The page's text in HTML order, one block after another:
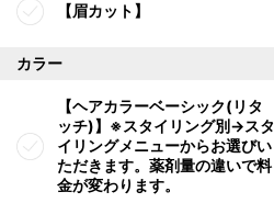
【眉カット】
カラー
【ヘアカラーベーシック(リタ
ッチ)】※スタイリング別→スタ
イリングメニューからお選びい
ただきます。薬剤量の違いで料
金が変わります。